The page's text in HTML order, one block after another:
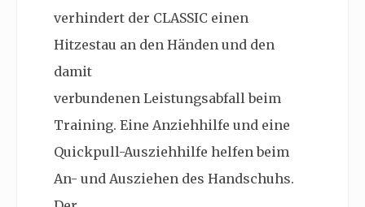
verhindert der CLASSIC einen
Hitzestau an den Händen und den
damit
verbundenen Leistungsabfall beim
Training. Eine Anziehhilfe und eine
Quickpull-Ausziehhilfe helfen beim
An- und Ausziehen des Handschuhs.